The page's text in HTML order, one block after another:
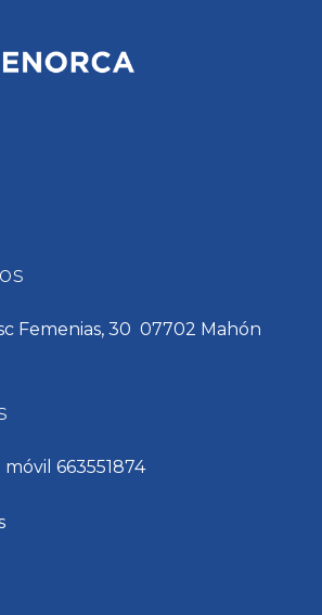
Femenias, 30 07702 Mahón
663551874